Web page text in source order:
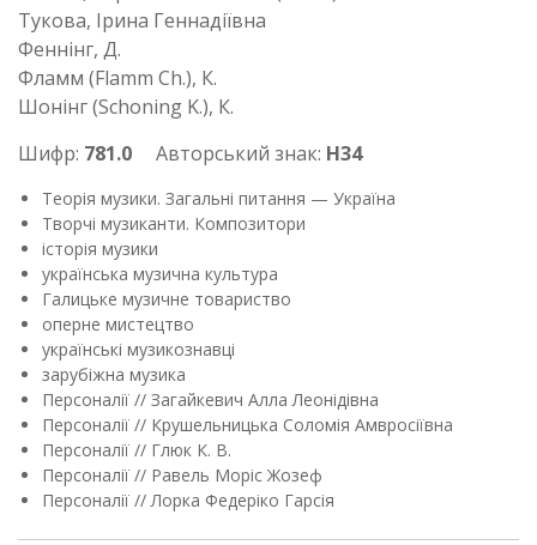
Тукова, Ірина Геннадіївна
Феннінг, Д.
Фламм (Flamm Ch.), К.
Шонінг (Schoning K.), К.
Шифр: 781.0 Авторський знак: Н34
Теорія музики. Загальні питання — Україна
Творчі музиканти. Композитори
історія музики
українська музична культура
Галицьке музичне товариство
оперне мистецтво
українські музикознавці
зарубіжна музика
Персоналії // Загайкевич Алла Леонідівна
Персоналії // Крушельницька Соломія Амвросіївна
Персоналії // Глюк К. В.
Персоналії // Равель Моріс Жозеф
Персоналії // Лорка Федеріко Гарсія